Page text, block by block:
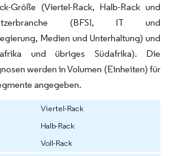
Größe (Viertel-Rack, Halb-Rack und
(BFSI, IT und
Medien und Unterhaltung) und
und übriges Südafrika). Die
werden in Volumen (Einheiten) für
angegeben.
Viertel-Rack
Halb-Rack
Voll-Rack